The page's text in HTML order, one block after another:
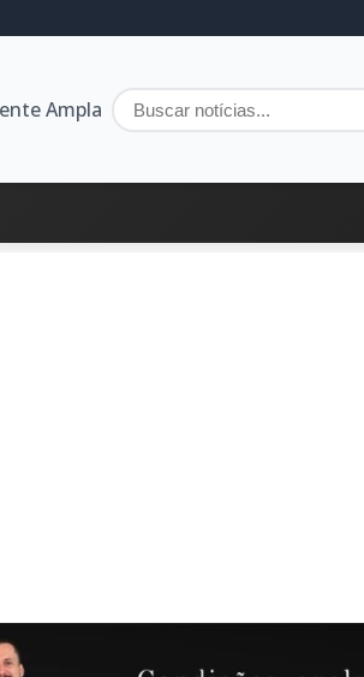
Ampla